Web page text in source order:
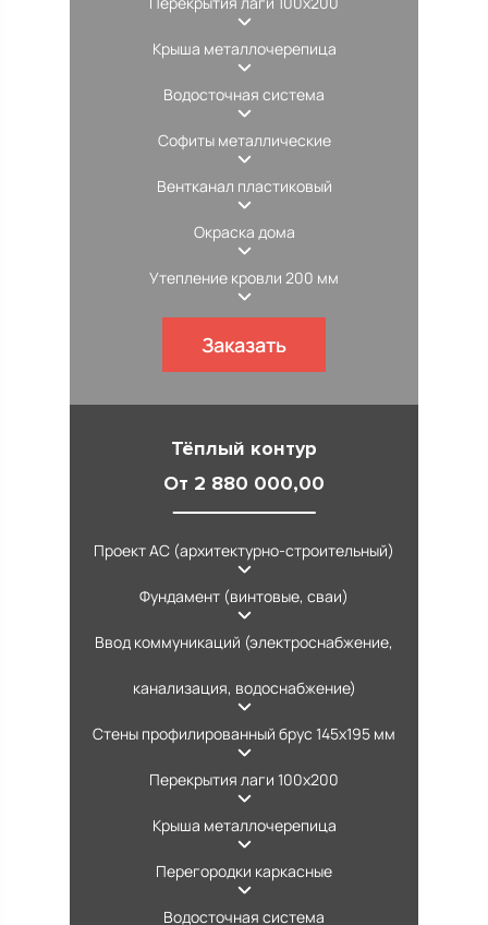
Крыша металлочерепица
Водосточная система
Софиты металлические
Вентканал пластиковый
Окраска дома
Утепление кровли 200 мм
Заказать
Тёплый контур
От 2 880 000,00
Проект АС (архитектурно-строительный)
Фундамент (винтовые, сваи)
Ввод коммуникаций (электроснабжение,
канализация, водоснабжение)
Стены профилированный брус 145х195 мм
Перекрытия лаги 100х200
Крыша металлочерепица
Перегородки каркасные
Водосточная система